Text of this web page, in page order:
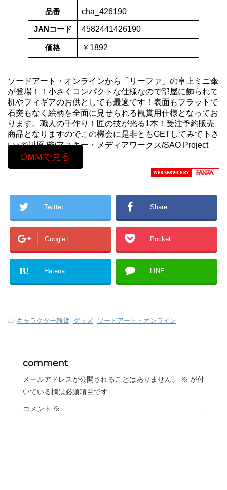
品番 cha_426190
JANコード 4582441426190
価格 ￥1892
ソードアート・オンラインから「リーファ」の卓上ミニ傘
が登場！！小さくコンパクトな仕様なので部屋に飾られて
机やフィギアのお供としても最適です！表面もフラットで
石突もなく絵柄を全面に見せられる観賞用仕様となってお
ります。職人の手作り！匠の技が光る1本！受注予約販売
商品となりますのでこの機会に是非ともGETしてみて下さ
い♪ ©川原 礫/アスキー・メディアワークス/SAO Project
DMMで見る
Twitter Share
Google+ Pocket
B! Hatena LINE
-キャラクター雑貨, グッズ, ソードアート・オンライン
comment
メールアドレスが公開されることはありません。 ※ が付
いている欄は必須項目です
コメント ※